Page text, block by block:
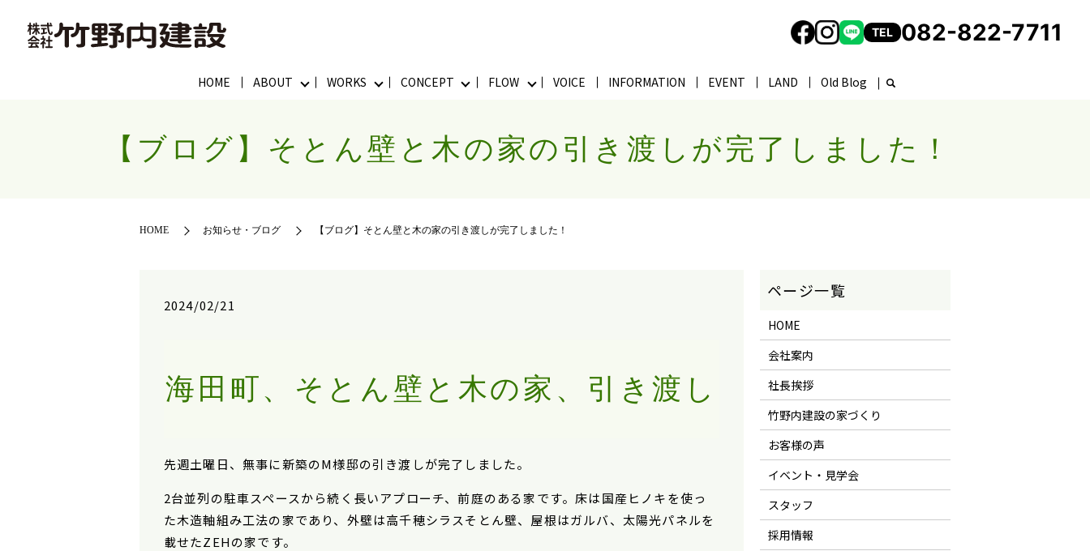
HOME ABOUT WORKS CONCEPT FLOW VOICE INFORMATION EVENT LAND Old Blog
TEL 082-822-7711
【ブログ】そとん壁と木の家の引き渡しが完了しました！
HOME お知らせ・ブログ 【ブログ】そとん壁と木の家の引き渡しが完了しました！
2024/02/21
海田町、そとん壁と木の家、引き渡し
先週土曜日、無事に新築のM様邸の引き渡しが完了しました。
2台並列の駐車スペースから続く長いアプローチ、前庭のある家です。床は国産ヒノキを使っ
た木造軸組み工法の家であり、外壁は高千穂シラスそとん壁、屋根はガルバ、太陽光パネルを
載せたZEHの家です。
HOME
会社案内
社長挨拶
竹野内建設の家づくり
お客様の声
イベント・見学会
スタッフ
採用情報